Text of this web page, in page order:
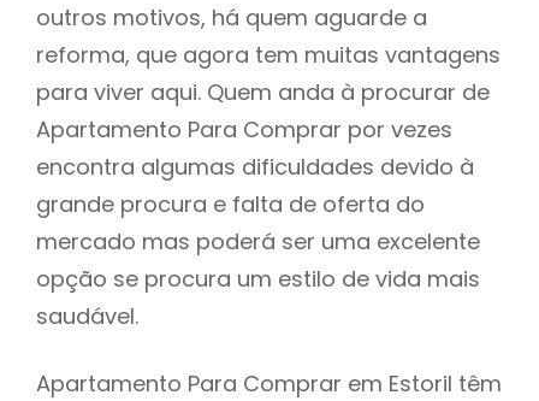
outros motivos, há quem aguarde a
reforma, que agora tem muitas vantagens
para viver aqui. Quem anda à procurar de
Apartamento Para Comprar por vezes
encontra algumas dificuldades devido à
grande procura e falta de oferta do
mercado mas poderá ser uma excelente
opção se procura um estilo de vida mais
saudável.
Apartamento Para Comprar em Estoril têm